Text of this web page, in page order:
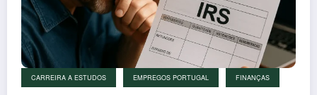
CARREIRA A ESTUDOS EMPREGOS PORTUGAL FINANÇAS